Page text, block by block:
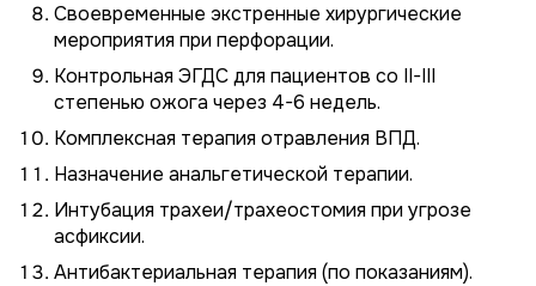
Своевременные экстренные хирургические
мероприятия при перфорации.
Контрольная ЭГДС для пациентов со II-III
степенью ожога через 4-6 недель.
Комплексная терапия отравления ВПД.
Назначение анальгетической терапии.
Интубация трахеи/трахеостомия при угрозе
асфиксии.
Антибактериальная терапия (по показаниям).